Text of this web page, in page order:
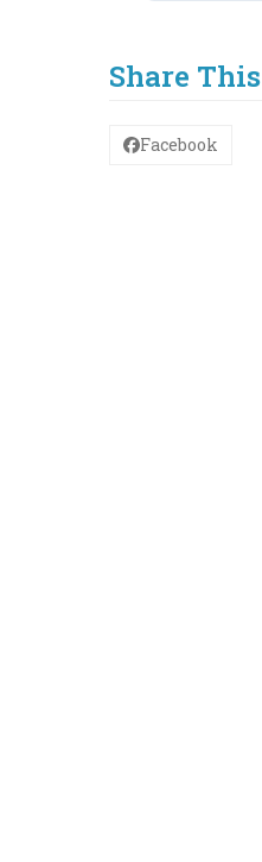
Share This
Facebook